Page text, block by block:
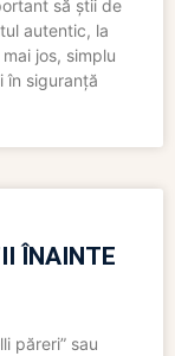
să știi de
autentic, la
jos, simplu
în siguranță
ÎNAINTE
păreri” sau